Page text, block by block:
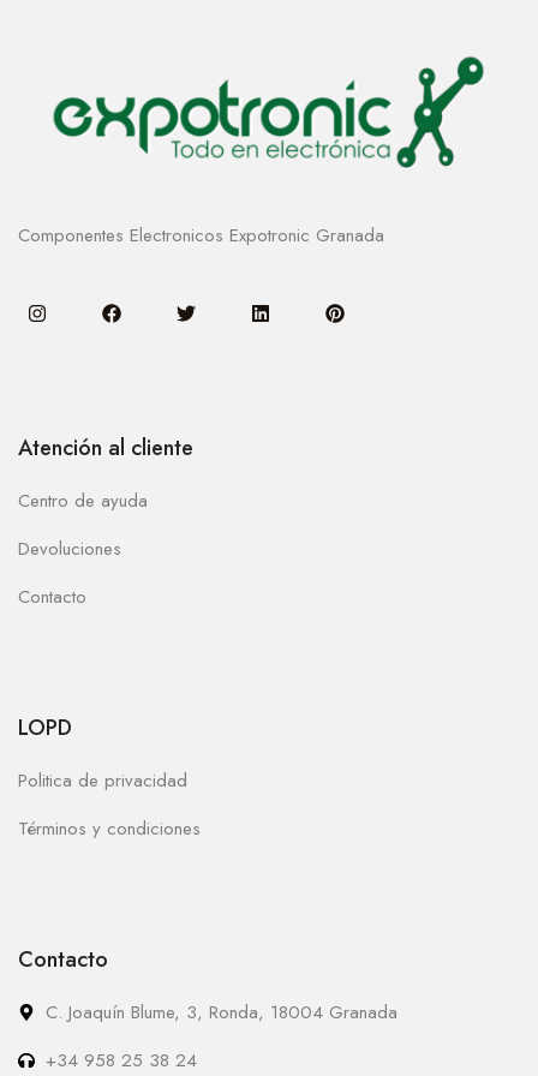
Componentes Electronicos Expotronic Granada
Atención al cliente
Centro de ayuda
Devoluciones
Contacto
LOPD
Politica de privacidad
Términos y condiciones
Contacto
C. Joaquín Blume, 3, Ronda, 18004 Granada
+34 958 25 38 24